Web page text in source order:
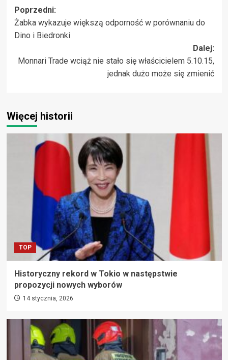
Zobacz
wpisy
Poprzedni:
Żabka wykazuje większą odporność w porównaniu do
Dino i Biedronki
Dalej:
Monnari Trade wciąż nie stało się właścicielem 5.10.15,
jednak dużo może się zmienić
Więcej historii
TOP
Historyczny rekord w Tokio w następstwie
propozycji nowych wyborów
14 stycznia, 2026